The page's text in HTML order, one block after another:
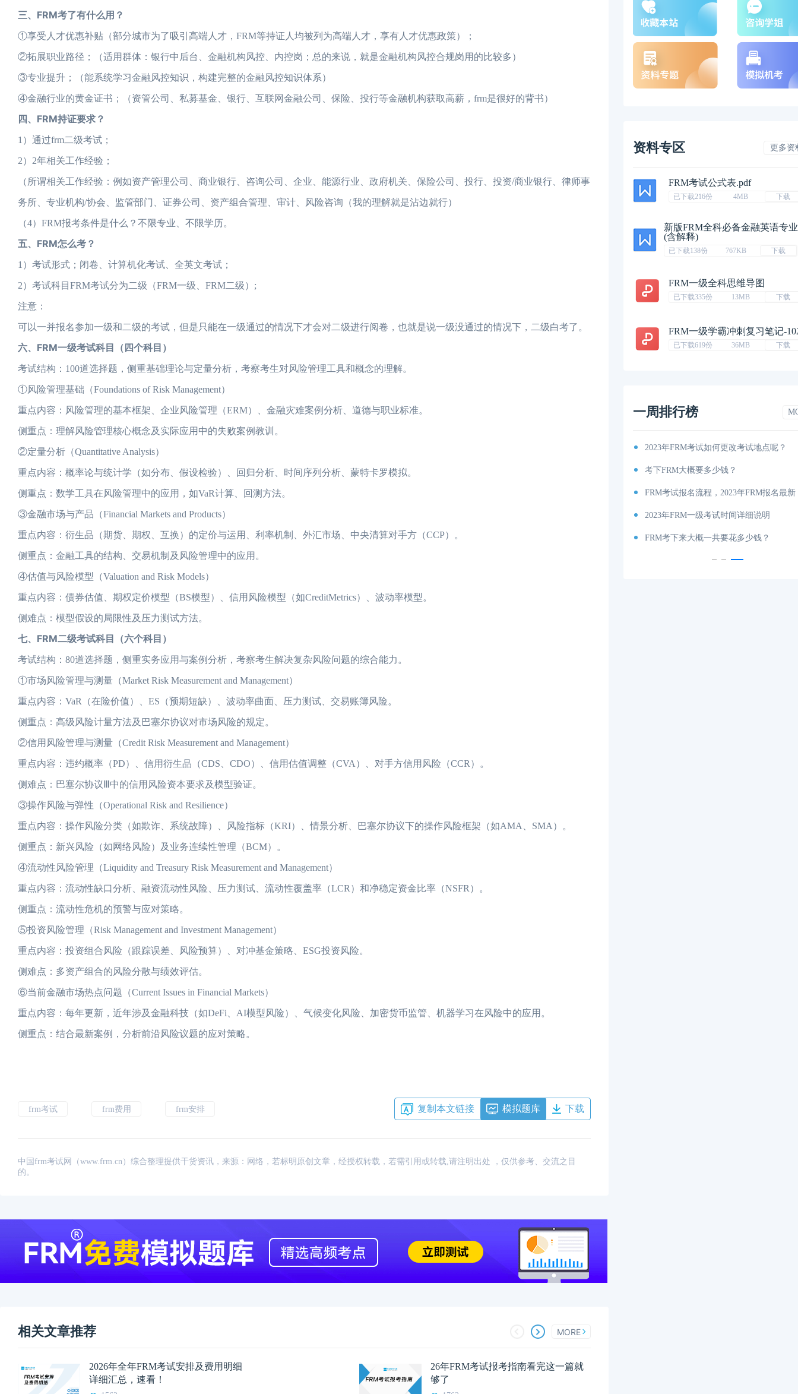
三、FRM考了有什么用？
①享受人才优惠补贴（部分城市为了吸引高端人才，FRM等持证人均被列为高端人才，享有人才优惠政策）；
②拓展职业路径；（适用群体：银行中后台、金融机构风控、内控岗；总的来说，就是金融机构风控合规岗用的比较多）
③专业提升；（能系统学习金融风控知识，构建完整的金融风控知识体系）
④金融行业的黄金证书；（资管公司、私募基金、银行、互联网金融公司、保险、投行等金融机构获取高薪，frm是很好的背书）
四、FRM持证要求？
1）通过frm二级考试；
2）2年相关工作经验；
（所谓相关工作经验：例如资产管理公司、商业银行、咨询公司、企业、能源行业、政府机关、保险公司、投行、投资/商业银行、律师事
务所、专业机构/协会、监管部门、证券公司、资产组合管理、审计、风险咨询（我的理解就是沾边就行）
（4）FRM报考条件是什么？不限专业、不限学历。
五、FRM怎么考？
1）考试形式；闭卷、计算机化考试、全英文考试；
2）考试科目FRM考试分为二级（FRM一级、FRM二级）;
注意：
可以一并报名参加一级和二级的考试，但是只能在一级通过的情况下才会对二级进行阅卷，也就是说一级没通过的情况下，二级白考了。
六、FRM一级考试科目（四个科目）
考试结构：100道选择题，侧重基础理论与定量分析，考察考生对风险管理工具和概念的理解。
①风险管理基础（Foundations of Risk Management）
重点内容：风险管理的基本框架、企业风险管理（ERM）、金融灾难案例分析、道德与职业标准。
侧重点：理解风险管理核心概念及实际应用中的失败案例教训。
②定量分析（Quantitative Analysis）
重点内容：概率论与统计学（如分布、假设检验）、回归分析、时间序列分析、蒙特卡罗模拟。
侧重点：数学工具在风险管理中的应用，如VaR计算、回测方法。
③金融市场与产品（Financial Markets and Products）
重点内容：衍生品（期货、期权、互换）的定价与运用、利率机制、外汇市场、中央清算对手方（CCP）。
侧重点：金融工具的结构、交易机制及风险管理中的应用。
④估值与风险模型（Valuation and Risk Models）
重点内容：债券估值、期权定价模型（BS模型）、信用风险模型（如CreditMetrics）、波动率模型。
侧难点：模型假设的局限性及压力测试方法。
七、FRM二级考试科目（六个科目）
考试结构：80道选择题，侧重实务应用与案例分析，考察考生解决复杂风险问题的综合能力。
①市场风险管理与测量（Market Risk Measurement and Management）
重点内容：VaR（在险价值）、ES（预期短缺）、波动率曲面、压力测试、交易账簿风险。
侧重点：高级风险计量方法及巴塞尔协议对市场风险的规定。
②信用风险管理与测量（Credit Risk Measurement and Management）
重点内容：违约概率（PD）、信用衍生品（CDS、CDO）、信用估值调整（CVA）、对手方信用风险（CCR）。
侧难点：巴塞尔协议Ⅲ中的信用风险资本要求及模型验证。
③操作风险与弹性（Operational Risk and Resilience）
重点内容：操作风险分类（如欺诈、系统故障）、风险指标（KRI）、情景分析、巴塞尔协议下的操作风险框架（如AMA、SMA）。
侧重点：新兴风险（如网络风险）及业务连续性管理（BCM）。
④流动性风险管理（Liquidity and Treasury Risk Measurement and Management）
重点内容：流动性缺口分析、融资流动性风险、压力测试、流动性覆盖率（LCR）和净稳定资金比率（NSFR）。
侧重点：流动性危机的预警与应对策略。
⑤投资风险管理（Risk Management and Investment Management）
重点内容：投资组合风险（跟踪误差、风险预算）、对冲基金策略、ESG投资风险。
侧难点：多资产组合的风险分散与绩效评估。
⑥当前金融市场热点问题（Current Issues in Financial Markets）
重点内容：每年更新，近年涉及金融科技（如DeFi、AI模型风险）、气候变化风险、加密货币监管、机器学习在风险中的应用。
侧重点：结合最新案例，分析前沿风险议题的应对策略。
frm考试 frm费用 frm安排 复制本文链接 模拟题库 下载
中国frm考试网（www.frm.cn）综合整理提供干货资讯，来源：网络，若标明原创文章，经授权转载，若需引用或转载,请注明出处 ，仅供参考、交流之目
的。
相关文章推荐 MORE
2026年全年FRM考试安排及费用明细
详细汇总，速看！
26年FRM考试报考指南看完这一篇就
够了
资料专区 更多资
FRM考试公式表.pdf
已下载216份 4MB 下载
新版FRM全科必备金融英语专
(含解释)
已下载138份 767KB 下载
FRM一级全科思维导图
已下载335份 13MB 下载
FRM一级学霸冲刺复习笔记-
已下载619份 36MB 下载
一周排行榜
2023年FRM报名流程图
FRM考试知识点：特雷诺比率
2023年FRM考试科目及考试内容介绍！ 2023年FRM考试内容、科目以及考试大纲分享！
2023年FRM考试如何更改考试地点呢？
考下FRM大概要多少钱？
FRM考试报名流程，2023年FRM报名最新
2023年FRM一级考试时间详细说明
FRM考下来大概一共要花多少钱？